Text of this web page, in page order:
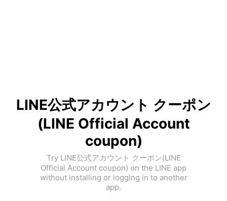
LINE公式アカウント クーポン
(LINE Official Account
coupon)
Try LINE公式アカウント クーポン(LINE
Official Account coupon) on the LINE app
without installing or logging in to another
app.